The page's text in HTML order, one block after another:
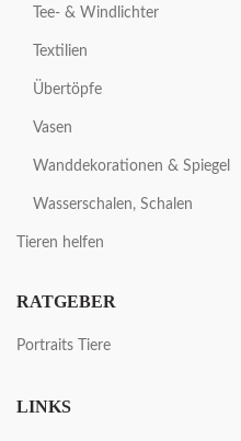
Tee- & Windlichter
Textilien
Übertöpfe
Vasen
Wanddekorationen & Spiegel
Wasserschalen, Schalen
Tieren helfen
RATGEBER
Portraits Tiere
LINKS